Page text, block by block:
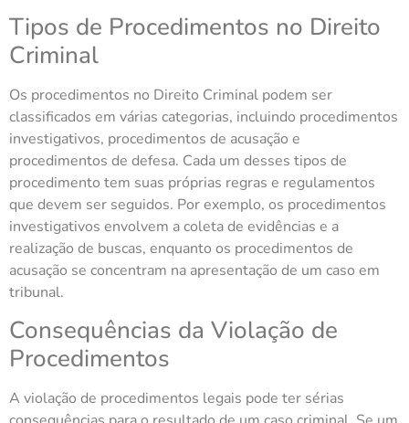
Tipos de Procedimentos no Direito
Criminal
Os procedimentos no Direito Criminal podem ser
classificados em várias categorias, incluindo procedimentos
investigativos, procedimentos de acusação e
procedimentos de defesa. Cada um desses tipos de
procedimento tem suas próprias regras e regulamentos
que devem ser seguidos. Por exemplo, os procedimentos
investigativos envolvem a coleta de evidências e a
realização de buscas, enquanto os procedimentos de
acusação se concentram na apresentação de um caso em
tribunal.
Consequências da Violação de
Procedimentos
A violação de procedimentos legais pode ter sérias